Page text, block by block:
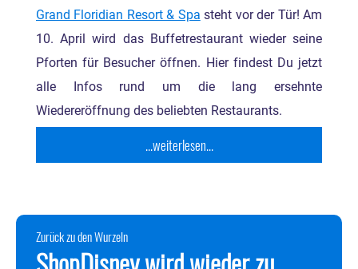
Grand Floridian Resort & Spa steht vor der Tür! Am
10. April wird das Buffetrestaurant wieder seine
Pforten für Besucher öffnen. Hier findest Du jetzt
alle Infos rund um die lang ersehnte
Wiedereröffnung des beliebten Restaurants.
...weiterlesen...
Zurück zu den Wurzeln